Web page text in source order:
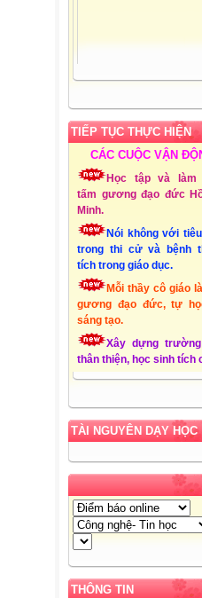
TIẾP TỤC THỰC HIỆN
CÁC CUỘC VẬN
Học tập và làm
tấm gương đạo đức
Minh.
Nói không với
trong thi cử và bệnh
tích trong giáo dục.
Mỗi thầy cô giáo
gương đạo đức, tự
sáng tạo.
Xây dựng
thân thiện, học sinh tích
TÀI NGUYÊN DẠY HỌC
THÔNG TIN